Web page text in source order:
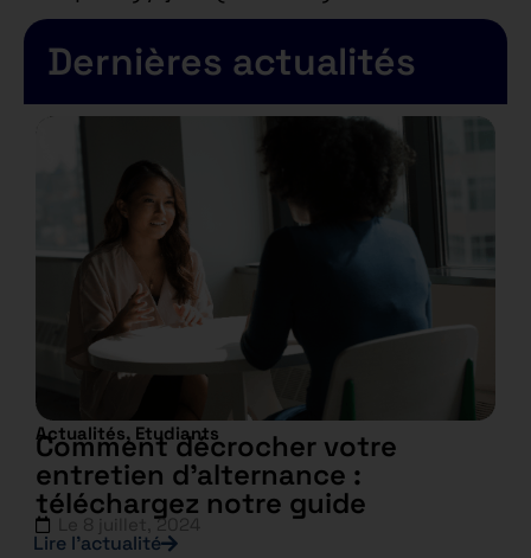
Dernières actualités
Actualités, Etudiants
Comment décrocher votre
entretien d’alternance :
téléchargez notre guide
8 juillet, 2024
Lire l’actualité